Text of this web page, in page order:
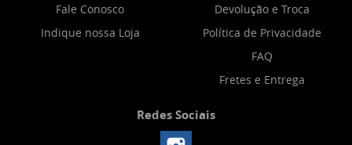
Fale Conosco
Indique nossa Loja
Devolução e Troca
Política de Privacidade
FAQ
Fretes e Entrega
Redes Sociais